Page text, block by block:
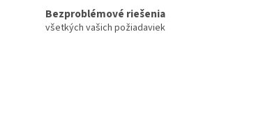
Bezproblémové riešenia
všetkých vašich požiadaviek